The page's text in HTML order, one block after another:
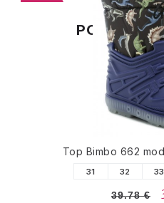
PODOBNÉ
Top Bimbo 662
31 32 33
39.78 €